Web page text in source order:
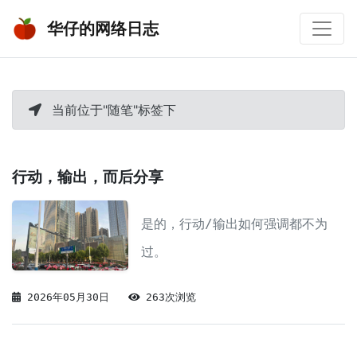
华仔的网络日志
当前位于"随笔"标签下
行动，输出，而后分享
是的，行动/输出如何强调都不为
过。
2026年05月30日 263次浏览